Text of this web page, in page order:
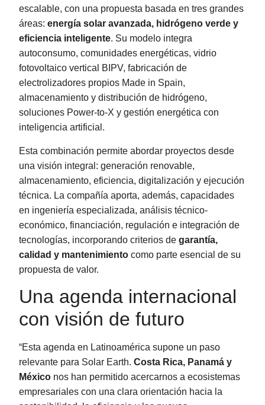
escalable, con una propuesta basada en tres grandes
áreas:energía solar avanzada, hidrógeno verde y
eficiencia inteligente. Su modelo integra
autoconsumo, comunidades energéticas, vidrio
fotovoltaico vertical BIPV, fabricación de
electrolizadores propios Made in Spain,
almacenamiento y distribución de hidrógeno,
soluciones Power-to-X y gestión energética con
inteligencia artificial.
Esta combinación permite abordar proyectos desde
una visión integral: generación renovable,
almacenamiento, eficiencia, digitalización y ejecución
técnica. La compañía aporta, además, capacidades
en ingeniería especializada, análisis técnico-
económico, financiación, regulación e integración de
tecnologías, incorporando criterios degarantía,
calidad y mantenimiento como parte esencial de su
propuesta de valor.
Una agenda internacional
con visión de futuro
“Esta agenda en Latinoamérica supone un paso
relevante para Solar Earth.Costa Rica, Panamá y
México nos han permitido acercarnos a ecosistemas
empresariales con una clara orientación hacia la